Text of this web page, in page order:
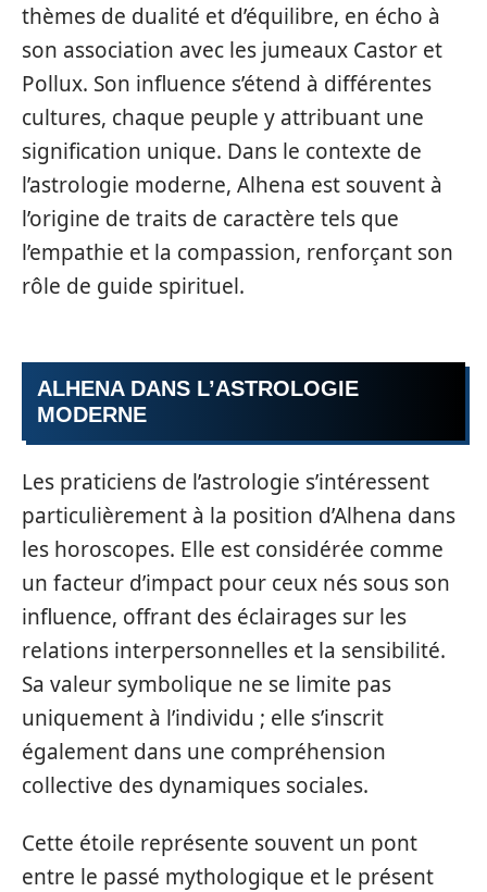
thèmes de dualité et d’équilibre, en écho à
son association avec les jumeaux Castor et
Pollux. Son influence s’étend à différentes
cultures, chaque peuple y attribuant une
signification unique. Dans le contexte de
l’astrologie moderne, Alhena est souvent à
l’origine de traits de caractère tels que
l’empathie et la compassion, renforçant son
rôle de guide spirituel.
ALHENA DANS L’ASTROLOGIE
MODERNE
Les praticiens de l’astrologie s’intéressent
particulièrement à la position d’Alhena dans
les horoscopes. Elle est considérée comme
un facteur d’impact pour ceux nés sous son
influence, offrant des éclairages sur les
relations interpersonnelles et la sensibilité.
Sa valeur symbolique ne se limite pas
uniquement à l’individu ; elle s’inscrit
également dans une compréhension
collective des dynamiques sociales.
Cette étoile représente souvent un pont
entre le passé mythologique et le présent